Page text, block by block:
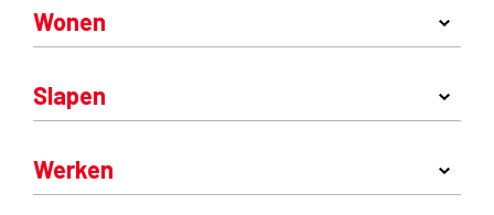
Wonen
Slapen
Werken